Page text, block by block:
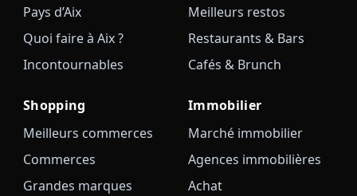
Pays d’Aix
Quoi faire à Aix ?
Incontournables
Meilleurs restos
Restaurants & Bars
Cafés & Brunch
Shopping
Meilleurs commerces
Commerces
Grandes marques
Immobilier
Marché immobilier
Agences immobilières
Achat